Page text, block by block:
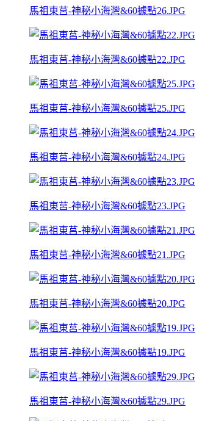
馬祖東莒-神秘小海灣&60據點26.JPG
馬祖東莒-神秘小海灣&60據點22.JPG
馬祖東莒-神秘小海灣&60據點25.JPG
馬祖東莒-神秘小海灣&60據點24.JPG
馬祖東莒-神秘小海灣&60據點23.JPG
馬祖東莒-神秘小海灣&60據點21.JPG
馬祖東莒-神秘小海灣&60據點20.JPG
馬祖東莒-神秘小海灣&60據點19.JPG
馬祖東莒-神秘小海灣&60據點29.JPG